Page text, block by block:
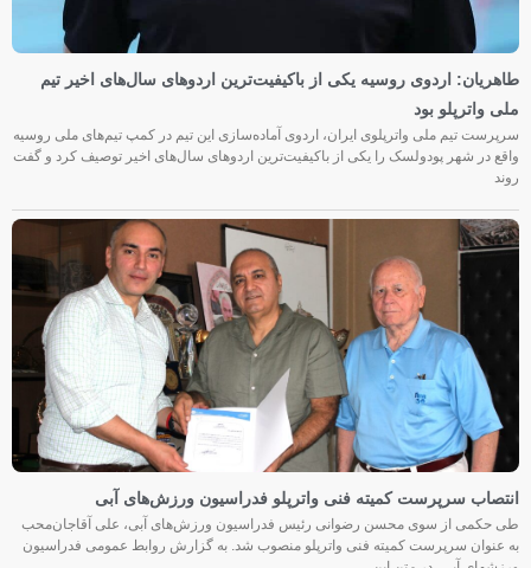
طاهریان: اردوی روسیه یکی از باکیفیت‌ترین اردوهای سال‌های اخیر تیم
ملی واترپلو بود
سرپرست تیم ملی واترپلوی ایران، اردوی آماده‌سازی این تیم در کمپ تیم‌های ملی روسیه
واقع در شهر پودولسک را یکی از باکیفیت‌ترین اردوهای سال‌های اخیر توصیف کرد و گفت
روند
انتصاب سرپرست کمیته فنی واترپلو فدراسیون ورزش‌های آبی
طی حکمی از سوی محسن رضوانی رئیس فدراسیون ورزش‌های آبی، علی آقاجان‌محب
به عنوان سرپرست کمیته فنی واترپلو منصوب شد. به گزارش روابط عمومی فدراسیون